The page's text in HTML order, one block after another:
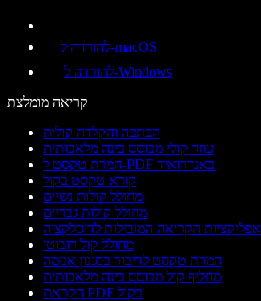
להורדה ל-macOS
להורדה ל-Windows
קריאה מומלצת
הכתבה והקלדה קולית
עוזר קולי מבוסס בינה מלאכותית
המרת טקסט ל-PDF באנדרואיד
קורא טקסט בקול
מחולל קולות נשיים
מחולל קולות גבריים
אפליקציות הקריאה המובילות לדיסלקציה
מחולל קול רובוטי
המרת טקסט לדיבור בסגנון אנימה
מחליף קול מבוסס בינה מלאכותית
הקראת PDF בקול